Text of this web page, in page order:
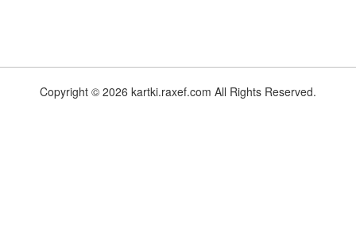
Copyright © 2026 kartki.raxef.com All Rights Reserved.